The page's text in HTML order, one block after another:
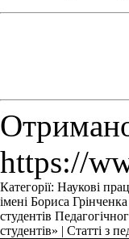
https://
Категорії: Наукові
імені Бориса Грінченка
студентів
студентів»
Статті з